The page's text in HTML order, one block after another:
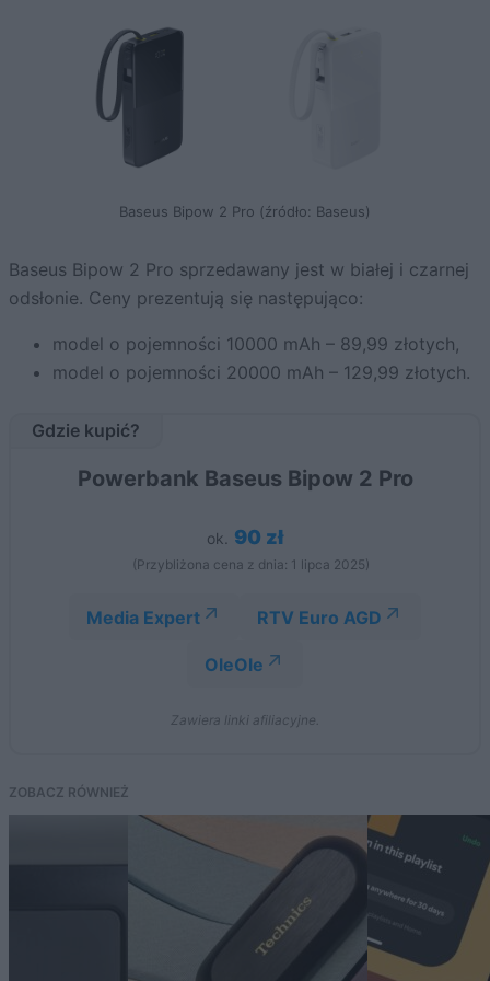
Baseus Bipow 2 Pro (źródło: Baseus)
Baseus Bipow 2 Pro sprzedawany jest w białej i czarnej
odsłonie. Ceny prezentują się następująco:
model o pojemności 10000 mAh – 89,99 złotych,
model o pojemności 20000 mAh – 129,99 złotych.
Gdzie kupić?
Powerbank Baseus Bipow 2 Pro
ok. 90 zł
(Przybliżona cena z dnia: 1 lipca 2025)
Media Expert RTV Euro AGD
OleOle
Zawiera linki afiliacyjne.
ZOBACZ RÓWNIEŻ